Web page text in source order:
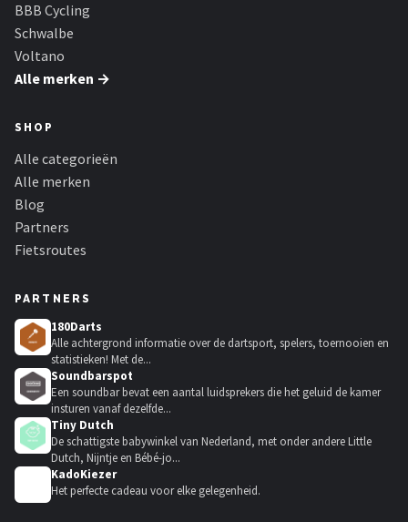
BBB Cycling
Schwalbe
Voltano
Alle merken →
SHOP
Alle categorieën
Alle merken
Blog
Partners
Fietsroutes
PARTNERS
180Darts
Alle achtergrond informatie over de dartsport, spelers, toernooien en
statistieken! Met de...
Soundbarspot
Een soundbar bevat een aantal luidsprekers die het geluid de kamer
insturen vanaf dezelfde...
Tiny Dutch
De schattigste babywinkel van Nederland, met onder andere Little
Dutch, Nijntje en Bébé-jo...
KadoKiezer
Het perfecte cadeau voor elke gelegenheid.